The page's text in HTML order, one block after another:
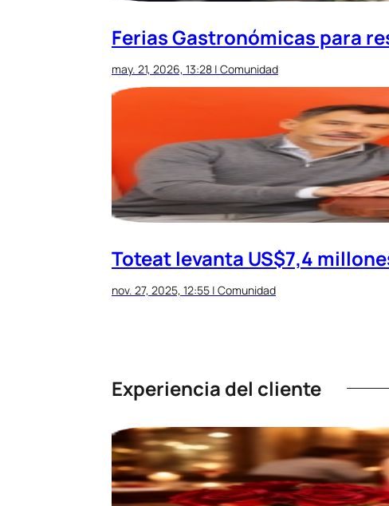
Ferias Gastronómicas para
may. 21, 2026, 13:28 | Comunidad
Toteat levanta US$7,4
nov. 27, 2025, 12:55 | Comunidad
Experiencia del cliente